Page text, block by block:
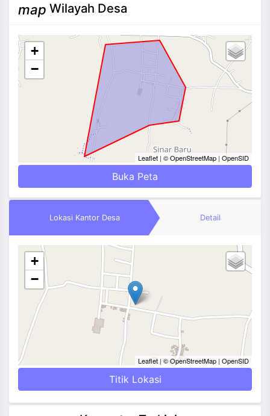
map Wilayah Desa
+
−
Leaflet| © OpenStreetMap| OpenSID
Buka Peta
Lokasi Kantor Desa Detail
+
−
Leaflet| © OpenStreetMap| OpenSID
Titik Lokasi